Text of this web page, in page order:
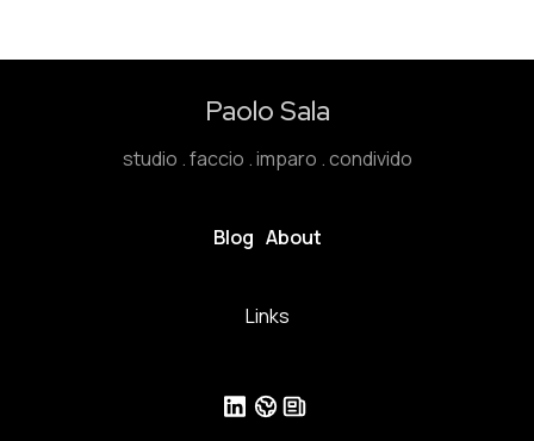
Paolo Sala
studio . faccio . imparo . condivido
Blog About
Links